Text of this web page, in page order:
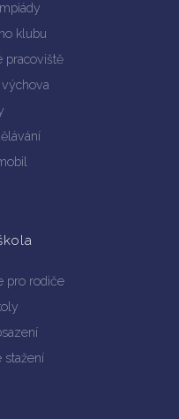
webu
klubu
pracoviště
pro rodiče
stažení